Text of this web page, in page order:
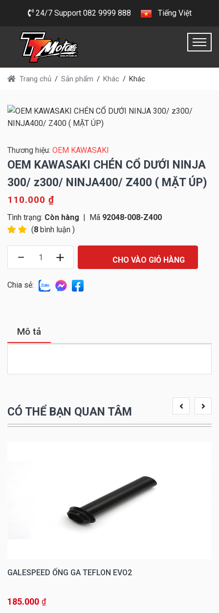
24/7 Support 082 9999 888 Tiếng Việt
Trang chủ Sản phẩm Khác Khác
Thương hiệu: OEM KAWASAKI
OEM KAWASAKI CHÉN CỔ DƯỚI NINJA
300/ z300/ NINJA400/ Z400 ( MẶT ÚP)
110.000 ₫
Tình trạng: Còn hàng Mã 92048-008-Z400
(8 bình luận )
CHO VÀO GIỎ HÀNG
Chia sẻ:
Mô tả
CÓ THỂ BẠN QUAN TÂM
GALESPEED ỐNG GA TEFLON EVO2
185.000 ₫